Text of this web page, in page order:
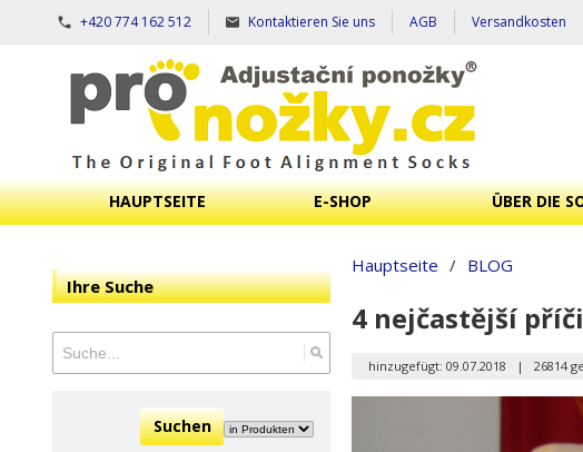
+420 774 162 512 Kontaktieren Sie uns AGB Versandkosten
HAUPTSEITE E-SHOP ÜBER DIE
Ihre Suche
Suchen
Hauptseite / BLOG
4 nejčastější
hinzugefügt: 09.07.2018 | 26814